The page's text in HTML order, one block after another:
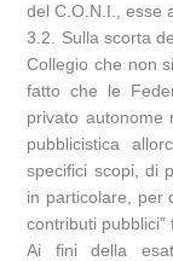
del C.O.N.I., esse
3.2. Sulla scorta
Collegio che non
fatto che le
privato autonome
pubblicistica
specifici scopi, di
in particolare, per
contributi pubblici”
Ai fini della